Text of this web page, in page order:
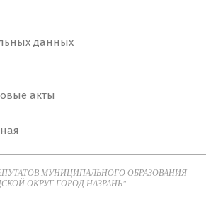
данных
акты
МУНИЦИПАЛЬНОГО ОБРАЗОВАНИЯ
ОКРУГ ГОРОД НАЗРАНЬ"